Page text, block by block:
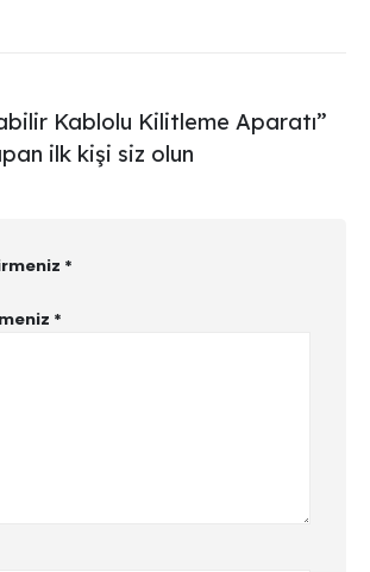
Kablolu Kilitleme Aparatı”
ilk kişi siz olun
*
*